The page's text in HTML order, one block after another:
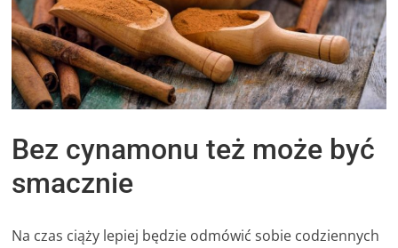
Bez cynamonu też może być
smacznie
Na czas ciąży lepiej będzie odmówić sobie codziennych